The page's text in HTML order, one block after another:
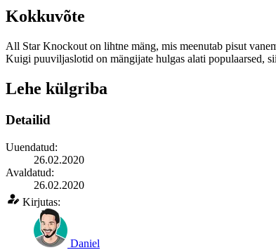
Kokkuvõte
All Star Knockout on lihtne mäng, mis meenutab pisut
Kuigi puuviljaslotid on mängijate hulgas alati populaarsed,
Lehe külgriba
Detailid
Uuendatud:
26.02.2020
Avaldatud:
26.02.2020
Kirjutas:
Daniel